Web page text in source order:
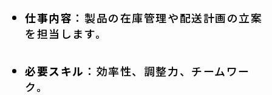
仕事内容 ：製品の在庫管理や配送計画の立案
を担当します。
必要スキル ：効率性、調整力、チームワー
ク。